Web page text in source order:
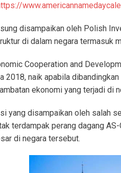
disampaikan oleh Polish
di dalam negara termasuk
Cooperation and
2018, naik apabila
ekonomi yang terjadi di
yang disampaikan oleh salah
terdampak perang dagang
di negara tersebut.